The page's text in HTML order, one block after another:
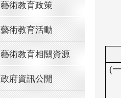
藝術教育政策
藝術教育活動
藝術教育相關資源
政府資訊公開
(